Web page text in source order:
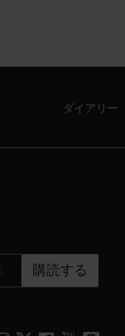
ダイアリー
購読する